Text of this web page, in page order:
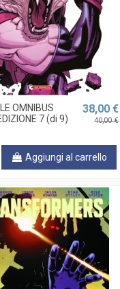
OMNIBUS
7 (di 9)
38,00 €
40,00 €
Aggiungi al carrello